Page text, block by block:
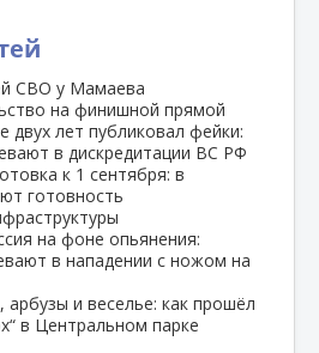
СВО у Мамаева
на финишной прямой
двух лет публиковал фейки:
в дискредитации ВС РФ
к 1 сентября: в
готовность
на фоне опьянения:
в нападении с ножом на
арбузы и веселье: как прошёл
в Центральном парке